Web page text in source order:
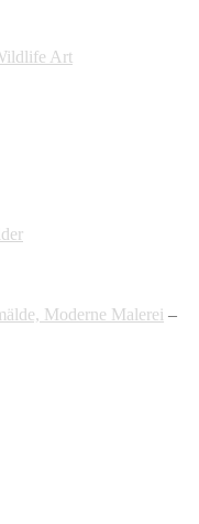
Art
Moderne Malerei –